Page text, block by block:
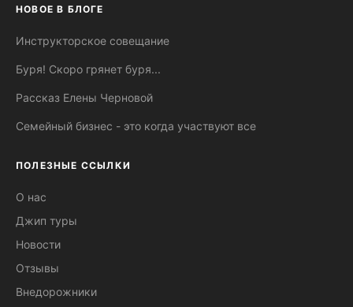
НОВОЕ В БЛОГЕ
Инструкторское совещание
Буря! Скоро грянет буря...
Рассказ Елены Черновой
Семейный бизнес - это когда участвуют все
ПОЛЕЗНЫЕ ССЫЛКИ
О нас
Джип туры
Новости
Отзывы
Внедорожники